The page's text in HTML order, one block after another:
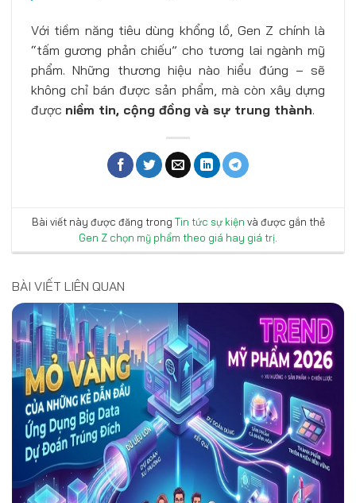
Với tiềm năng tiêu dùng khổng lồ, Gen Z chính là
“tấm gương phản chiếu” cho tương lai ngành mỹ
phẩm. Những thương hiệu nào hiểu đúng – sẽ
không chỉ bán được sản phẩm, mà còn xây dựng
được niềm tin, cộng đồng và sự trung thành.
Bài viết này được đăng trong Tin tức sự kiện và được gắn thẻ
Gen Z chọn mỹ phẩm theo giá hay giá trị
BÀI VIẾT LIÊN QUAN